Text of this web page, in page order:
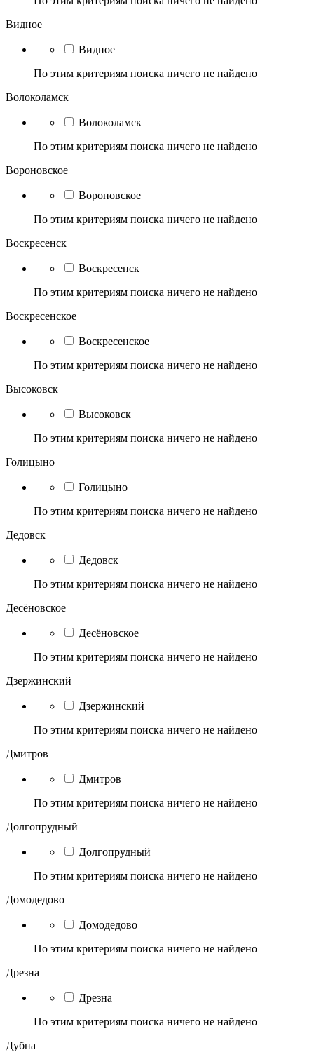
Видное
Видное
По этим критериям поиска ничего не найдено
Волоколамск
Волоколамск
По этим критериям поиска ничего не найдено
Вороновское
Вороновское
По этим критериям поиска ничего не найдено
Воскресенск
Воскресенск
По этим критериям поиска ничего не найдено
Воскресенское
Воскресенское
По этим критериям поиска ничего не найдено
Высоковск
Высоковск
По этим критериям поиска ничего не найдено
Голицыно
Голицыно
По этим критериям поиска ничего не найдено
Дедовск
Дедовск
По этим критериям поиска ничего не найдено
Десёновское
Десёновское
По этим критериям поиска ничего не найдено
Дзержинский
Дзержинский
По этим критериям поиска ничего не найдено
Дмитров
Дмитров
По этим критериям поиска ничего не найдено
Долгопрудный
Долгопрудный
По этим критериям поиска ничего не найдено
Домодедово
Домодедово
По этим критериям поиска ничего не найдено
Дрезна
Дрезна
По этим критериям поиска ничего не найдено
Дубна